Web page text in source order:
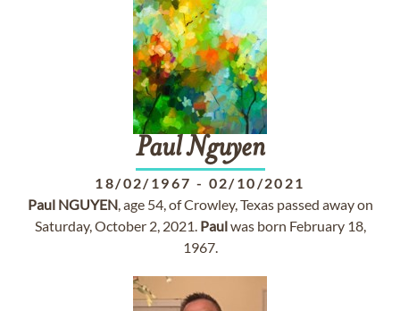
PaulNguyen
18/02/1967 - 02/10/2021
Paul NGUYEN, age 54, of Crowley, Texas passed away on
Saturday, October 2, 2021. Paulwas born February 18,
1967.